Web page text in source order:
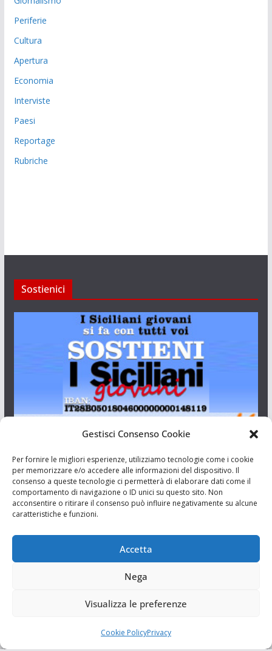
Gestisci Consenso Cookie
Per fornire le migliori esperienze, utilizziamo tecnologie come i cookie
per memorizzare e/o accedere alle informazioni del dispositivo. Il
consenso a queste tecnologie ci permetterà di elaborare dati come il
comportamento di navigazione o ID unici su questo sito. Non
acconsentire o ritirare il consenso può influire negativamente su alcune
caratteristiche e funzioni.
Accetta
Nega
Visualizza le preferenze
Cookie PolicyPrivacy
Periferie
Cultura
Apertura
Economia
Interviste
Paesi
Reportage
Rubriche
Sostienici
Aut. del tribunale di Catania n.23/2011 del 20/09/2011 Dir.
Resp. Riccardo Orioles.
Associazione Culturale I Siciliani Giovani
via Randazzo 27 Catania
I Siciliani Giovani. Tutti i diritti riservati.